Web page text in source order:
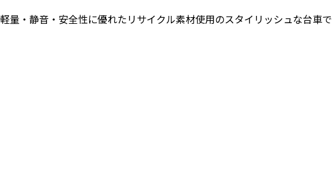
軽量・静音・安全性に優れたリサイクル素材使用のスタイリッシュな台車で